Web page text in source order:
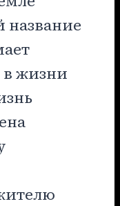
в жизни